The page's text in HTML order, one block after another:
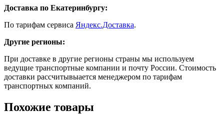
Доставка по Екатеринбургу:
По тарифам сервиса Яндекс.Доставка.
Другие регионы:
При доставке в другие регионы страны мы используем
ведущие транспортные компании и почту России. Стоимость
доставки рассчитывыается менеджером по тарифам
транспортных компаний.
Похожие товары